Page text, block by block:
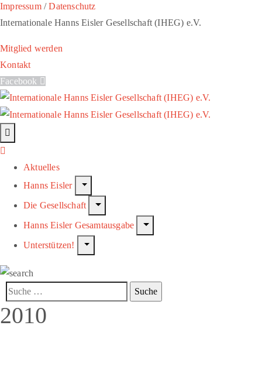
Impressum/Datenschutz
Internationale Hanns Eisler Gesellschaft (IHEG) e.V.
Mitglied werden
Kontakt
Facebook
Aktuelles
Hanns Eisler
Die Gesellschaft
Hanns Eisler Gesamtausgabe
Unterstützen!
2010